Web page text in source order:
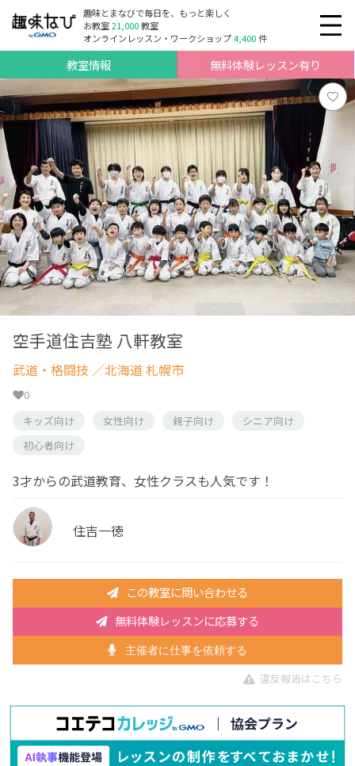
趣味とまなびで毎日を、もっと楽しく
お教室21,000教室
オンラインレッスン・ワークショップ4,400件
教室情報 無料体験レッスン有り
空手道住吉塾 八軒教室
武道・格闘技 ／北海道 札幌市
0
キッズ向け
女性向け 親子向け
シニア向け
初心者向け
3才からの武道教育、女性クラスも人気です！
住吉一徳
この教室に問い合わせる
無料体験レッスンに応募する
主催者に仕事を依頼する
違反報告はこちら